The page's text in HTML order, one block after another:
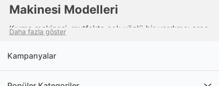
Makinesi Modelleri
Kıyma makinesi, mutfakta çok yönlü bir yardımcı araç
mutfak aleti, eti, sebzeleri, baharatları ve diğer
malzemeleri öğütmek veya doğramak için
Daha fazla göster
Kampanyalar